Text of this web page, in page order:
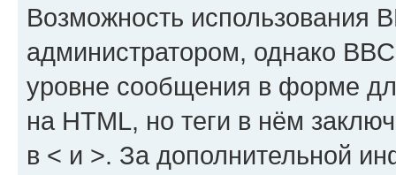
Возможность использования
администратором, однако
уровне сообщения в форме
на HTML, но теги в нём
в < и >. За дополнительной